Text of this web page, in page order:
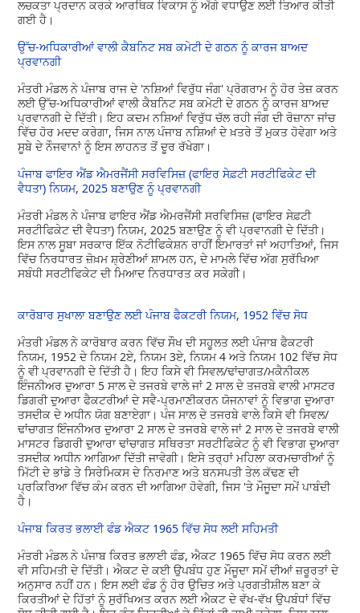
ਲਚਕਤਾ ਪ੍ਰਦਾਨ ਕਰਕੇ ਆਰਥਿਕ ਵਿਕਾਸ ਨੂੰ ਅੱਗੇ ਵਧਾਉਣ ਲਈ ਤਿਆਰ ਕੀਤੀ
ਗਈ ਹੈ।
ਉੱਚ-ਅਧਿਕਾਰੀਆਂ ਵਾਲੀ ਕੈਬਨਿਟ ਸਬ ਕਮੇਟੀ ਦੇ ਗਠਨ ਨੂੰ ਕਾਰਜ ਬਾਅਦ
ਪ੍ਰਵਾਨਗੀ
ਮੰਤਰੀ ਮੰਡਲ ਨੇ ਪੰਜਾਬ ਰਾਜ ਦੇ 'ਨਸ਼ਿਆਂ ਵਿਰੁੱਧ ਜੰਗ' ਪ੍ਰੋਗਰਾਮ ਨੂੰ ਹੋਰ ਤੇਜ਼ ਕਰਨ
ਲਈ ਉੱਚ-ਅਧਿਕਾਰੀਆਂ ਵਾਲੀ ਕੈਬਨਿਟ ਸਬ ਕਮੇਟੀ ਦੇ ਗਠਨ ਨੂੰ ਕਾਰਜ ਬਾਅਦ
ਪ੍ਰਵਾਨਗੀ ਦੇ ਦਿੱਤੀ। ਇਹ ਕਦਮ ਨਸ਼ਿਆਂ ਵਿਰੁੱਧ ਚੱਲ ਰਹੀ ਜੰਗ ਦੀ ਰੋਜ਼ਾਨਾ ਜਾਂਚ
ਵਿੱਚ ਹੋਰ ਮਦਦ ਕਰੇਗਾ, ਜਿਸ ਨਾਲ ਪੰਜਾਬ ਨਸ਼ਿਆਂ ਦੇ ਖ਼ਤਰੇ ਤੋਂ ਮੁਕਤ ਹੋਵੇਗਾ ਅਤੇ
ਸੂਬੇ ਦੇ ਨੌਜਵਾਨਾਂ ਨੂੰ ਇਸ ਲਾਹਨਤ ਤੋਂ ਦੂਰ ਰੱਖੇਗਾ।
ਪੰਜਾਬ ਫਾਇਰ ਐਂਡ ਐਮਰਜੈਂਸੀ ਸਰਵਿਸਿਜ਼ (ਫਾਇਰ ਸੇਫ਼ਟੀ ਸਰਟੀਫਿਕੇਟ ਦੀ
ਵੈਧਤਾ) ਨਿਯਮ, 2025 ਬਣਾਉਣ ਨੂੰ ਪ੍ਰਵਾਨਗੀ
ਮੰਤਰੀ ਮੰਡਲ ਨੇ ਪੰਜਾਬ ਫਾਇਰ ਐਂਡ ਐਮਰਜੈਂਸੀ ਸਰਵਿਸਿਜ਼ (ਫਾਇਰ ਸੇਫ਼ਟੀ
ਸਰਟੀਫਿਕੇਟ ਦੀ ਵੈਧਤਾ) ਨਿਯਮ, 2025 ਬਣਾਉਣ ਨੂੰ ਵੀ ਪ੍ਰਵਾਨਗੀ ਦੇ ਦਿੱਤੀ।
ਇਸ ਨਾਲ ਸੂਬਾ ਸਰਕਾਰ ਇੱਕ ਨੋਟੀਫਿਕੇਸ਼ਨ ਰਾਹੀਂ ਇਮਾਰਤਾਂ ਜਾਂ ਅਹਾਤਿਆਂ, ਜਿਸ
ਵਿੱਚ ਨਿਰਧਾਰਤ ਜ਼ੋਖ਼ਮ ਸ਼੍ਰੇਣੀਆਂ ਸ਼ਾਮਲ ਹਨ, ਦੇ ਮਾਮਲੇ ਵਿੱਚ ਅੱਗ ਸੁਰੱਖਿਆ
ਸਬੰਧੀ ਸਰਟੀਫਿਕੇਟ ਦੀ ਮਿਆਦ ਨਿਰਧਾਰਤ ਕਰ ਸਕੇਗੀ।
ਕਾਰੋਬਾਰ ਸੁਖਾਲਾ ਬਣਾਉਣ ਲਈ ਪੰਜਾਬ ਫੈਕਟਰੀ ਨਿਯਮ, 1952 ਵਿੱਚ ਸੋਧ
ਮੰਤਰੀ ਮੰਡਲ ਨੇ ਕਾਰੋਬਾਰ ਕਰਨ ਵਿੱਚ ਸੌਖ ਦੀ ਸਹੂਲਤ ਲਈ ਪੰਜਾਬ ਫੈਕਟਰੀ
ਨਿਯਮ, 1952 ਦੇ ਨਿਯਮ 2ਏ, ਨਿਯਮ 3ਏ, ਨਿਯਮ 4 ਅਤੇ ਨਿਯਮ 102 ਵਿੱਚ ਸੋਧ
ਨੂੰ ਵੀ ਪ੍ਰਵਾਨਗੀ ਦੇ ਦਿੱਤੀ ਹੈ। ਇਹ ਕਿਸੇ ਵੀ ਸਿਵਲ/ਢਾਂਚਾਗਤ/ਮਕੈਨੀਕਲ
ਇੰਜਨੀਅਰ ਦੁਆਰਾ 5 ਸਾਲ ਦੇ ਤਜਰਬੇ ਵਾਲੇ ਜਾਂ 2 ਸਾਲ ਦੇ ਤਜਰਬੇ ਵਾਲੀ ਮਾਸਟਰ
ਡਿਗਰੀ ਦੁਆਰਾ ਫੈਕਟਰੀਆਂ ਦੇ ਸਵੈ-ਪ੍ਰਮਾਣੀਕਰਨ ਯੋਜਨਾਵਾਂ ਨੂੰ ਵਿਭਾਗ ਦੁਆਰਾ
ਤਸਦੀਕ ਦੇ ਅਧੀਨ ਯੋਗ ਬਣਾਏਗਾ। ਪੰਜ ਸਾਲ ਦੇ ਤਜਰਬੇ ਵਾਲੇ ਕਿਸੇ ਵੀ ਸਿਵਲ/
ਢਾਂਚਾਗਤ ਇੰਜਨੀਅਰ ਦੁਆਰਾ 2 ਸਾਲ ਦੇ ਤਜਰਬੇ ਵਾਲੇ ਜਾਂ 2 ਸਾਲ ਦੇ ਤਜਰਬੇ ਵਾਲੀ
ਮਾਸਟਰ ਡਿਗਰੀ ਦੁਆਰਾ ਢਾਂਚਾਗਤ ਸਥਿਰਤਾ ਸਰਟੀਫਿਕੇਟ ਨੂੰ ਵੀ ਵਿਭਾਗ ਦੁਆਰਾ
ਤਸਦੀਕ ਅਧੀਨ ਆਗਿਆ ਦਿੱਤੀ ਜਾਵੇਗੀ। ਇਸੇ ਤਰ੍ਹਾਂ ਮਹਿਲਾ ਕਰਮਚਾਰੀਆਂ ਨੂੰ
ਮਿੱਟੀ ਦੇ ਭਾਂਡੇ ਤੇ ਸਿਰੇਮਿਕਸ ਦੇ ਨਿਰਮਾਣ ਅਤੇ ਬਨਸਪਤੀ ਤੇਲ ਕੱਢਣ ਦੀ
ਪ੍ਰਕਿਰਿਆ ਵਿੱਚ ਕੰਮ ਕਰਨ ਦੀ ਆਗਿਆ ਹੋਵੇਗੀ, ਜਿਸ 'ਤੇ ਮੌਜੂਦਾ ਸਮੇਂ ਪਾਬੰਦੀ
ਹੈ।
ਪੰਜਾਬ ਕਿਰਤ ਭਲਾਈ ਫੰਡ ਐਕਟ 1965 ਵਿੱਚ ਸੋਧ ਲਈ ਸਹਿਮਤੀ
ਮੰਤਰੀ ਮੰਡਲ ਨੇ ਪੰਜਾਬ ਕਿਰਤ ਭਲਾਈ ਫੰਡ, ਐਕਟ 1965 ਵਿੱਚ ਸੋਧ ਕਰਨ ਲਈ
ਵੀ ਸਹਿਮਤੀ ਦੇ ਦਿੱਤੀ। ਐਕਟ ਦੇ ਕਈ ਉਪਬੰਧ ਹੁਣ ਮੌਜੂਦਾ ਸਮੇਂ ਦੀਆਂ ਜ਼ਰੂਰਤਾਂ ਦੇ
ਅਨੁਸਾਰ ਨਹੀਂ ਹਨ। ਇਸ ਲਈ ਫੰਡ ਨੂੰ ਹੋਰ ਉਚਿਤ ਅਤੇ ਪ੍ਰਗਤੀਸ਼ੀਲ ਬਣਾ ਕੇ
ਕਿਰਤੀਆਂ ਦੇ ਹਿੱਤਾਂ ਨੂੰ ਸੁਰੱਖਿਅਤ ਕਰਨ ਲਈ ਐਕਟ ਦੇ ਵੱਖ-ਵੱਖ ਉਪਬੰਧਾਂ ਵਿੱਚ